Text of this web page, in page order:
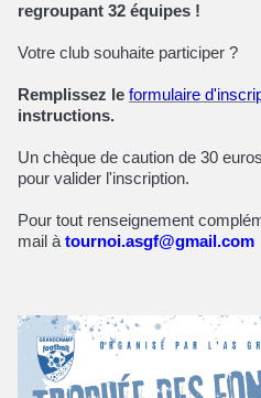
regroupant 32 équipes !
Votre club souhaite participer ?
Remplissez le formulaire
instructions.
Un chèque de caution de 30
pour valider l'inscription.
Pour tout renseignement
mail à tournoi.asgf@gmail.com